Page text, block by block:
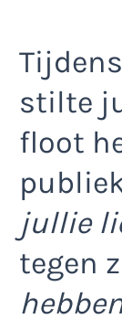
stilte
floot
jullie
tegen